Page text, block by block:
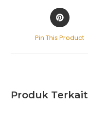
Pin This Product
Produk Terkait